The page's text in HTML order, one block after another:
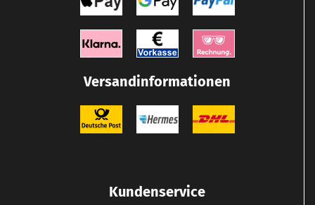
Versandinformationen
Kundenservice